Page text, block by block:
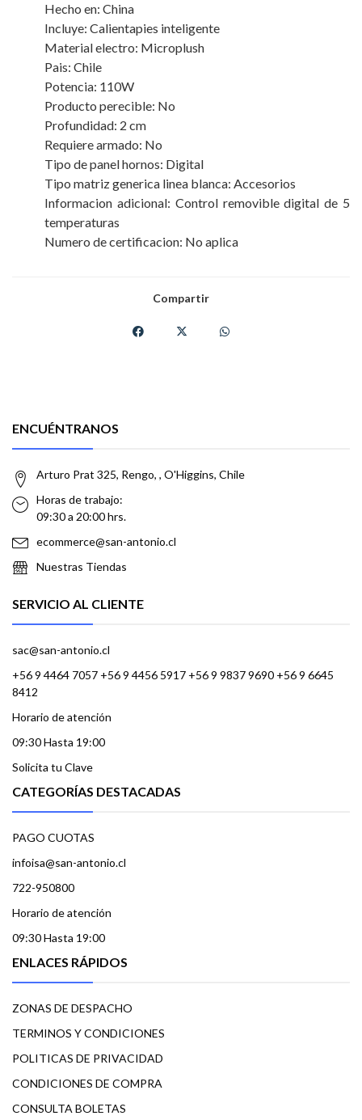
Hecho en: China
Incluye: Calientapies inteligente
Material electro: Microplush
Pais: Chile
Potencia: 110W
Producto perecible: No
Profundidad: 2 cm
Requiere armado: No
Tipo de panel hornos: Digital
Tipo matriz generica linea blanca: Accesorios
Informacion adicional: Control removible digital de 5
temperaturas
Numero de certificacion: No aplica
Compartir
ENCUÉNTRANOS
Arturo Prat 325, Rengo, , O'Higgins, Chile
Horas de trabajo:
09:30 a 20:00 hrs.
ecommerce@san-antonio.cl
Nuestras Tiendas
SERVICIO AL CLIENTE
sac@san-antonio.cl
+56 9 4464 7057 +56 9 4456 5917 +56 9 9837 9690 +56 9 6645
8412
Horario de atención
09:30 Hasta 19:00
Solicita tu Clave
CATEGORÍAS DESTACADAS
PAGO CUOTAS
infoisa@san-antonio.cl
722-950800
Horario de atención
09:30 Hasta 19:00
ENLACES RÁPIDOS
ZONAS DE DESPACHO
TERMINOS Y CONDICIONES
POLITICAS DE PRIVACIDAD
CONDICIONES DE COMPRA
CONSULTA BOLETAS